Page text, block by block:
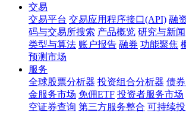
交易
交易平台 交易应用程序接口(API) 融
码与交易所搜索 产品概览 研究与新闻
类型与算法 账户报告 融券 功能聚焦
预测市场
服务
全球股票分析器 投资组合分析器 债
金服务市场 免佣ETF 投资者服务市场
空证券查询 第三方服务整合 可持续